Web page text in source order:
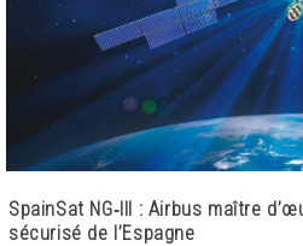
SpainSat NG‑III : Airbus maître
sécurisé de l’Espagne